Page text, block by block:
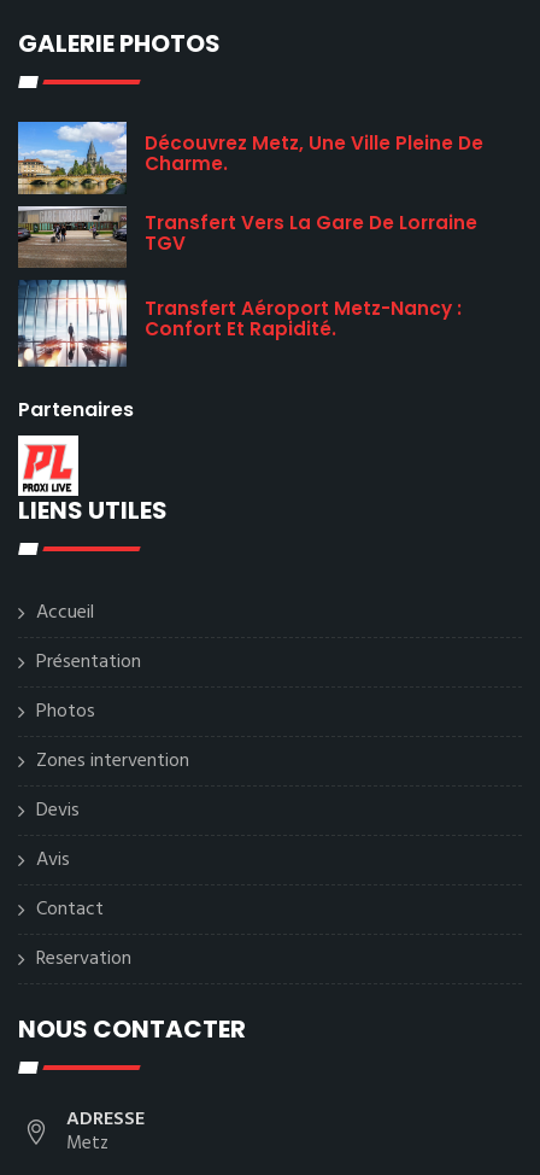
GALERIE PHOTOS
Découvrez Metz, Une Ville Pleine De
Charme.
Transfert Vers La Gare De Lorraine
TGV
Transfert Aéroport Metz-Nancy :
Confort Et Rapidité.
Partenaires
LIENS UTILES
Accueil
Présentation
Photos
Zones intervention
Devis
Avis
Contact
Reservation
NOUS CONTACTER
ADRESSE
Metz